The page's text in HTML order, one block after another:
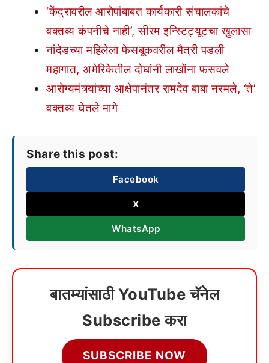
‘केंद्रावरील आरोपांबाबत कार्यकारी संचालकांचे
वक्तव्य कंपनीचे नाही’, सीरम इन्स्टिट्यूटचा खुलासा
नांदेडच्या महिलेला फेसबूकवरील मैत्री पडली
महागात, अमेरिकेतील दोघांनी लाखोंना फसवले
आरोग्यमंत्र्यांच्या आक्षेपानंतर रामदेव बाबा नरमले, ‘ते’
वक्तव्य घेतले मागे
Share this post:
Facebook
X
WhatsApp
बातम्यांसाठी YouTube चॅनेल
Subscribe करा
SUBSCRIBE NOW